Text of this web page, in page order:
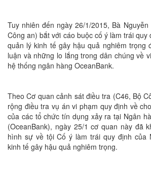
Tuy nhiên đến ngày 26/1/2015, Bà
Công an) bắt với cáo buộc cố ý làm trái
quản lý kinh tế gây hậu quả nghiêm trọng
luận và những lo lắng trong dân chúng về
hệ thống ngân hàng OceanBank.
Theo Cơ quan cảnh sát điều tra (C46, Bộ
rộng điều tra vụ án vi phạm quy định về
của các tổ chức tín dụng xảy ra tại Ngân
(OceanBank), ngày 25/1 cơ quan này đã
hình sự về tội Cố ý làm trái quy định của
kinh tế gây hậu quả nghiêm trọng.